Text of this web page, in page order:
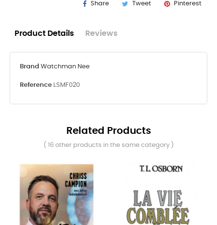
Share Tweet Pinterest
Product Details Reviews
Brand Watchman Nee
Reference LSMF020
Related Products
( 16 other products in the same category )